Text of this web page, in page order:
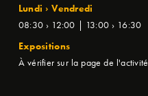
Lundi › Vendredi
08:30 › 12:00 | 13:00 › 16:30
Expositions
À vérifier sur la page de l'activité